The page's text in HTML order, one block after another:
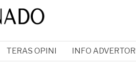
TERAS OPINI INFO